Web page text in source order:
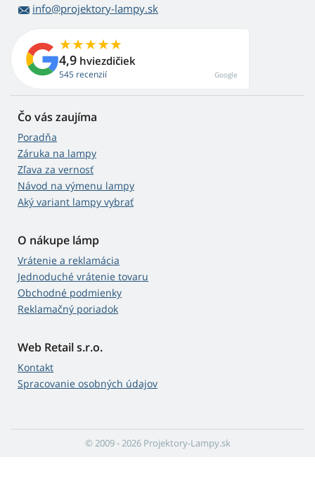
info@projektory-lampy.sk
4,9 hviezdičiek
545 recenzií Google
Čo vás zaujíma
Poradňa
Záruka na lampy
Zľava za vernosť
Návod na výmenu lampy
Aký variant lampy vybrať
O nákupe lámp
Vrátenie a reklamácia
Jednoduché vrátenie tovaru
Obchodné podmienky
Reklamačný poriadok
Web Retail s.r.o.
Kontakt
Spracovanie osobných údajov
© 2009 - 2026 Projektory-Lampy.sk